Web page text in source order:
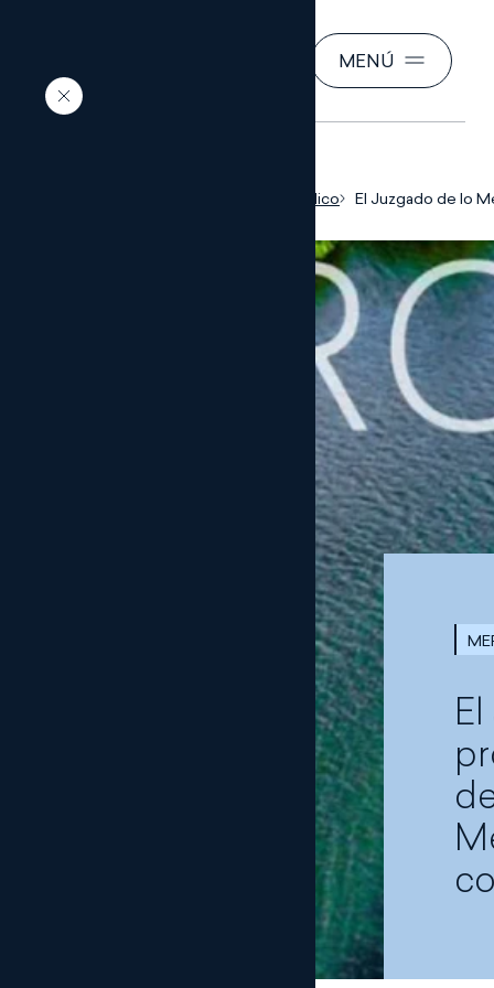
MENÚ
Conocimiento jurídico
El Juzgado de lo
necesidad de
pactos de socios
Mercantil para que
cumplimiento
consideración de
accesoria”